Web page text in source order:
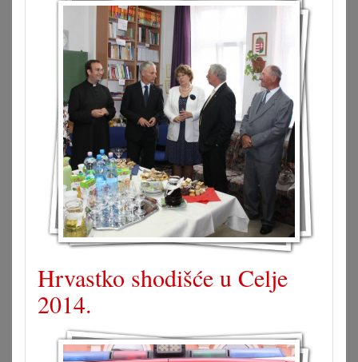
Hrvastko shodišće u Celje
2014.